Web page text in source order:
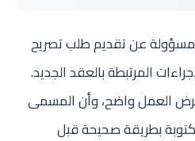
مسؤولة عن تقديم طلب تصريح
المرتبطة بالعقد الجديد.
العمل واضح، وأن المسمى
بطريقة صحيحة قبل